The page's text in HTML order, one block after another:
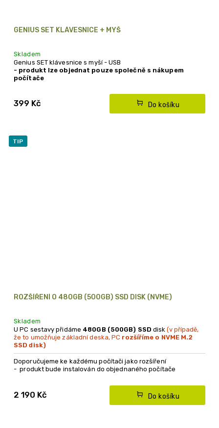
GENIUS SET KLÁVESNICE + MYŠ
Skladem
399 Kč Do košíku
Genius SET klávesnice s myší - USB
- produkt lze objednat pouze společně s nákupem
počítače
TIP
ROZŠÍŘENÍ O 480GB (500GB) SSD DISK (NVME)
Skladem
2 190 Kč Do košíku
U PC sestavy přidáme 480GB (500GB) SSD disk(v případě,
že to umožňuje základní deska, PC rozšíříme o NVME M.2
SSD disk)
Doporučujeme ke každému počítači jako rozšíření
- produkt bude instalován do objednaného počítače